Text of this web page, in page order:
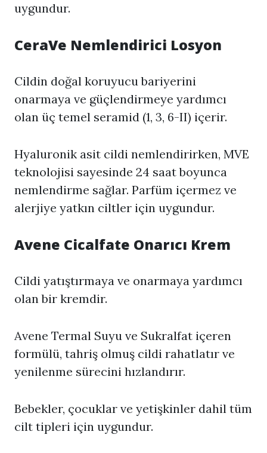
uygundur.
CeraVe Nemlendirici Losyon
Cildin doğal koruyucu bariyerini
onarmaya ve güçlendirmeye yardımcı
olan üç temel seramid (1, 3, 6-II) içerir.
Hyaluronik asit cildi nemlendirirken, MVE
teknolojisi sayesinde 24 saat boyunca
nemlendirme sağlar. Parfüm içermez ve
alerjiye yatkın ciltler için uygundur.
Avene Cicalfate Onarıcı Krem
Cildi yatıştırmaya ve onarmaya yardımcı
olan bir kremdir.
Avene Termal Suyu ve Sukralfat içeren
formülü, tahriş olmuş cildi rahatlatır ve
yenilenme sürecini hızlandırır.
Bebekler, çocuklar ve yetişkinler dahil tüm
cilt tipleri için uygundur.